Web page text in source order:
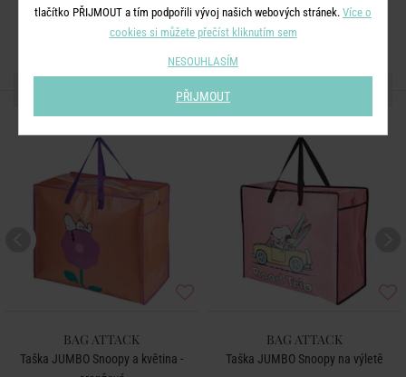
DALŠÍ PRODUKTY ZE SÉRIE
BAG ATTACK
Taška JUMBO Snoopy a květina -
BAG ATTACK
Taška JUMBO Snoopy na výletě
tlačítko PŘIJMOUT a tím podpořili vývoj našich webových stránek. Více o
cookies si můžete přečíst kliknutím sem
NESOUHLASÍM
PŘIJMOUT